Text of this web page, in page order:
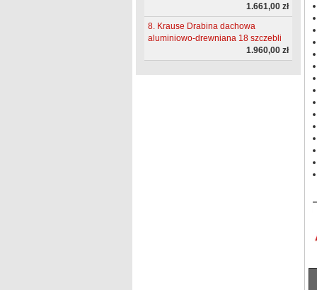
1.661,00 zł
8. Krause Drabina dachowa
aluminiowo-drewniana 18 szczebli
1.960,00 zł